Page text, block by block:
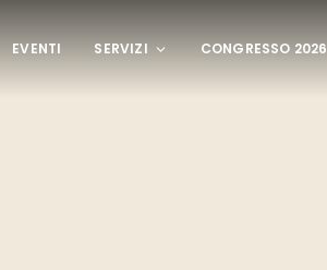
EVENTI SERVIZI CONGRESSO 2026